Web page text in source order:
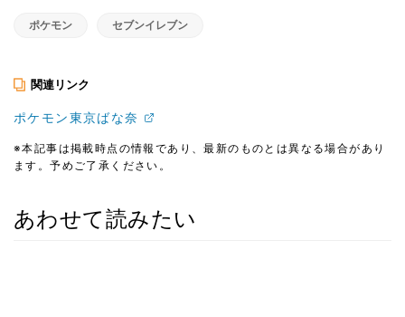
ポケモン セブンイレブン
関連リンク
ポケモン東京ばな奈
※本記事は掲載時点の情報であり、最新のものとは異なる場合があり
ます。予めご了承ください。
あわせて読みたい